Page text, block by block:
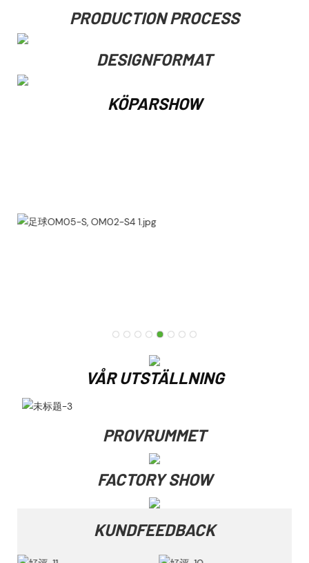
PRODUCTION PROCESS
DESIGNFORMAT
KÖPARSHOW
VÅR UTSTÄLLNING
PROVRUMMET
FACTORY SHOW
KUNDFEEDBACK